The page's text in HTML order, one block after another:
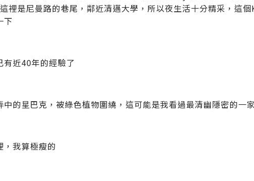
裡是尼曼路的巷尾，鄰近清邁大學，所以夜生活十分精采，這
下
有近40年的經驗了
中的星巴克，被綠色植物圍繞，這可能是我看過最清幽隱密的一
，我算極瘦的